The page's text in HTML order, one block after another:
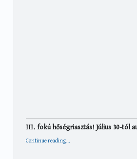
III. fokú hőségriasztás! Július 30-tól
Continue reading“III. fokú hőségriasztás! Július 30-tól augusztus 4-ig”
…